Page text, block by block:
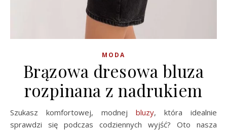
MODA
Brązowa dresowa bluza
rozpinana z nadrukiem
Szukasz komfortowej, modnej bluzy, która idealnie
sprawdzi się podczas codziennych wyjść? Oto nasza